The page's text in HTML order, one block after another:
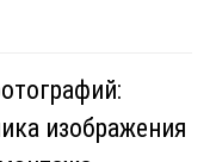
изображения